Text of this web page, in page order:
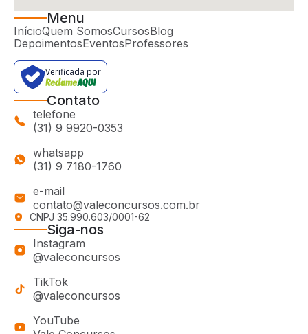
Menu
InícioQuem SomosCursosBlog
DepoimentosEventosProfessores
Verificada por
Contato
telefone
(31) 9 9920-0353
whatsapp
(31) 9 7180-1760
e-mail
contato@valeconcursos.com.br
CNPJ 35.990.603/0001-62
Siga-nos
Instagram
@valeconcursos
TikTok
@valeconcursos
YouTube